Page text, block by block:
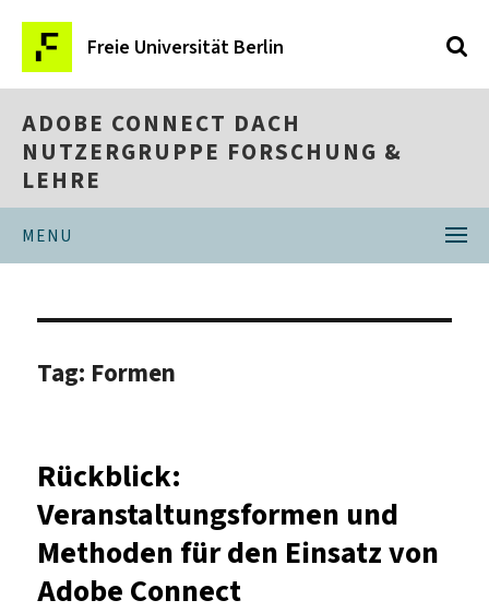
Freie Universität Berlin
ADOBE CONNECT DACH
NUTZERGRUPPE FORSCHUNG &
LEHRE
MENU
Tag: Formen
Rückblick:
Veranstaltungsformen und
Methoden für den Einsatz von
Adobe Connect